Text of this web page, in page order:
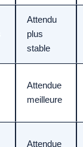
Attendu
plus
stable
Attendue
meilleure
Attendue